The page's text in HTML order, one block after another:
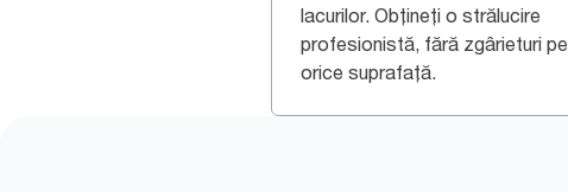
lacurilor. Obțineți o strălucire
profesionistă, fără zgârieturi pe
orice suprafață.